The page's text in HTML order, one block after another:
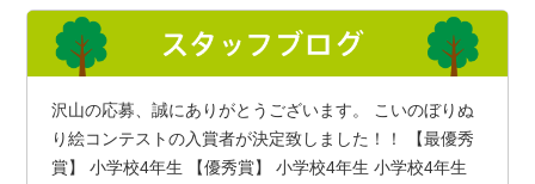
沢山の応募、誠にありがとうございます。 こいのぼりぬ
り絵コンテストの入賞者が決定致しました！！ 【最優秀
賞】 小学校4年生 【優秀賞】 小学校4年生 小学校4年生